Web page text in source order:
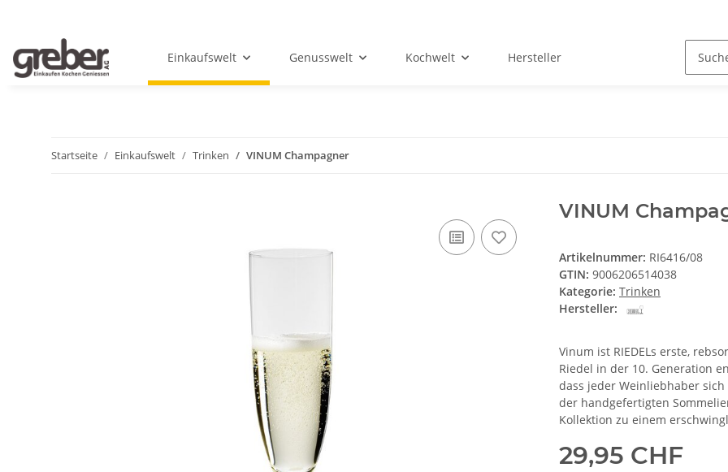
Einkaufswelt Genusswelt Kochwelt Hersteller
Startseite Einkaufswelt Trinken VINUM Champagner
VINUM
Artikelnummer: RI6416/08
GTIN: 9006206514038
Kategorie: Trinken
Hersteller:
Vinum ist RIEDELs erste,
Riedel in der 10. Generation
dass jeder Weinliebhaber
der handgefertigten
Kollektion zu einem
29,95 CHF